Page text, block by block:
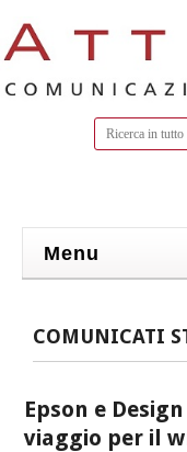
Menu
COMUNICATI
Epson e
viaggio per il